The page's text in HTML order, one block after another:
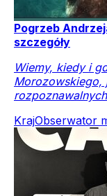
Pogrzeb
szczegóły
Wiemy, kiedy i
Morozowskiego,
KrajObserwator